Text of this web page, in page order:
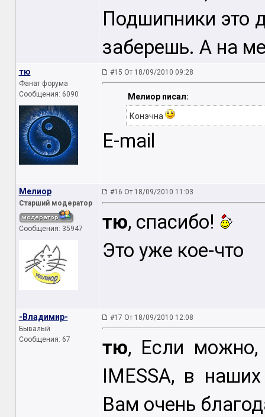
Подшипники это
заберешь. А на
тю
Фанат форума
Сообщения: 6090
#15 От 18/09/2010 09:28
Мелиор писал:
Конэчна
E-mail
Мелиор
Старший модератор
Сообщения: 35947
#16 От 18/09/2010 11:03
тю, спасибо!
Это уже кое-что
-Владимир-
Бывалый
Сообщения: 67
#17 От 18/09/2010 12:08
тю, Если
IMESSA, в
Вам очень